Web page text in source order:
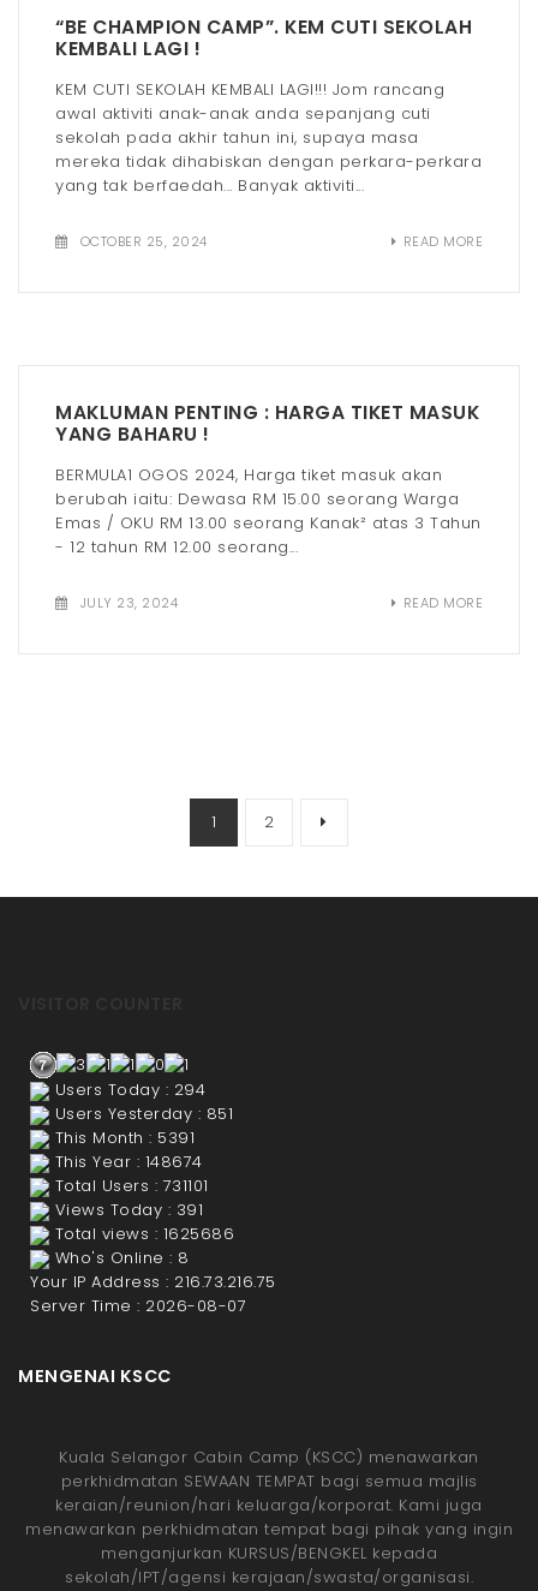
“BE CHAMPION CAMP”. KEM CUTI SEKOLAH
KEMBALI LAGI !
KEM CUTI SEKOLAH KEMBALI LAGI!!! Jom rancang
awal aktiviti anak-anak anda sepanjang cuti
sekolah pada akhir tahun ini, supaya masa
mereka tidak dihabiskan dengan perkara-perkara
yang tak berfaedah... Banyak aktiviti...
OCTOBER 25, 2024 READ MORE
MAKLUMAN PENTING : HARGA TIKET MASUK
YANG BAHARU !
BERMULA1 OGOS 2024, Harga tiket masuk akan
berubah iaitu: Dewasa RM 15.00 seorang Warga
Emas / OKU RM 13.00 seorang Kanak² atas 3 Tahun
- 12 tahun RM 12.00 seorang...
JULY 23, 2024 READ MORE
1 2
Users Today : 294
Users Yesterday : 851
This Month : 5391
This Year : 148674
Total Users : 731101
Views Today : 391
Total views : 1625686
Who's Online : 8
Your IP Address : 216.73.216.75
Server Time : 2026-08-07
MENGENAI KSCC
Kuala Selangor Cabin Camp (KSCC) menawarkan
perkhidmatan SEWAAN TEMPAT bagi semua majlis
keraian/reunion/hari keluarga/korporat. Kami juga
menawarkan perkhidmatan tempat bagi pihak yang ingin
menganjurkan KURSUS/BENGKEL kepada
sekolah/IPT/agensi kerajaan/swasta/organisasi.